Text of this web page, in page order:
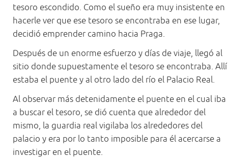
tesoro escondido. Como el sueño era muy insistente en
hacerle ver que ese tesoro se encontraba en ese lugar,
decidió emprender camino hacia Praga.
Después de un enorme esfuerzo y días de viaje, llegó al
sitio donde supuestamente el tesoro se encontraba. Allí
estaba el puente y al otro lado del río el Palacio Real.
Al observar más detenidamente el puente en el cual iba
a buscar el tesoro, se dió cuenta que alrededor del
mismo, la guardia real vigilaba los alrededores del
palacio y era por lo tanto imposible para él acercarse a
investigar en el puente.